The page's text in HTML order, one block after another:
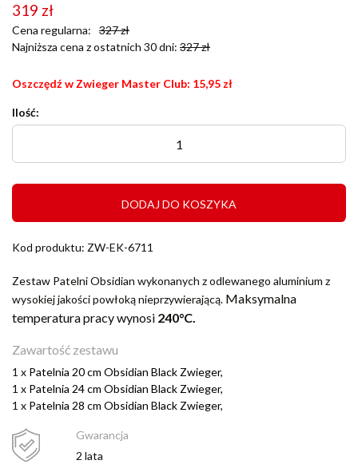
319 zł
Cena regularna: 327zł
Najniższa cena z ostatnich 30 dni: 327zł
Oszczędź w Zwieger Master Club: 15,95 zł
Ilość:
DODAJ DO KOSZYKA
Kod produktu: ZW-EK-6711
Zestaw Patelni Obsidian wykonanych z odlewanego aluminium z
wysokiej jakości powłoką nieprzywierającą. Maksymalna
temperatura pracy wynosi 240°C.
Zawartość zestawu
1 x Patelnia 20 cm Obsidian Black Zwieger,
1 x Patelnia 24 cm Obsidian Black Zwieger,
1 x Patelnia 28 cm Obsidian Black Zwieger,
Gwarancja
2 lata